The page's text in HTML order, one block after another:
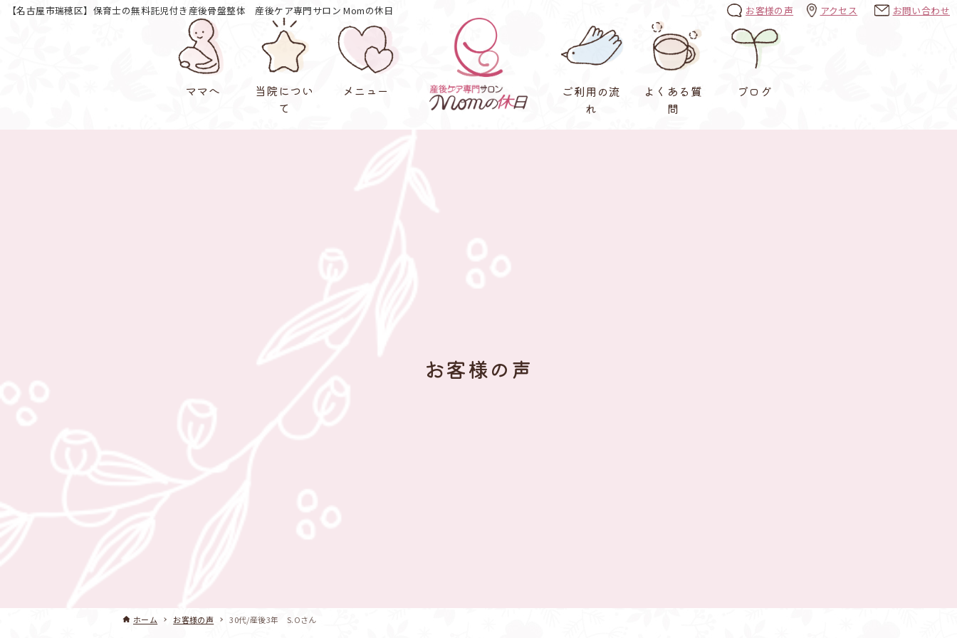
【名古屋市瑞穂区】保育士の無料託児付き産後骨盤整体 産後ケア専門サロン Momの休日 お客様の声 アクセス お問い合わせ
ママへ
当院につい
て
メニュー
ご利用の流
れ
よくある質
問
ブログ
お客様の声
ホーム お客様の声 30代/産後3年 S.Oさん